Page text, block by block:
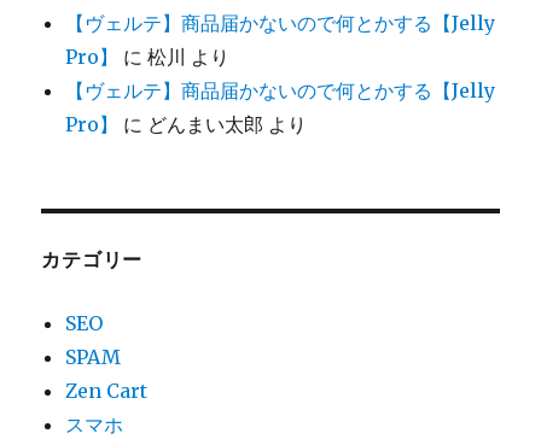
【ヴェルテ】商品届かないので何とかする【Jelly
Pro】
に松川 より
【ヴェルテ】商品届かないので何とかする【Jelly
Pro】
に どんまい太郎 より
カテゴリー
SEO
SPAM
Zen Cart
スマホ